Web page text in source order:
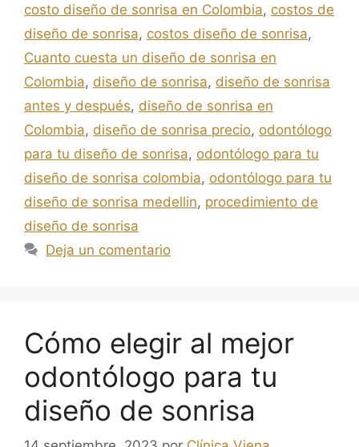
costo diseño de sonrisa en Colombia, costos de
diseño de sonrisa, costos diseño de sonrisa,
Cuanto cuesta un diseño de sonrisa en
Colombia, diseño de sonrisa, diseño de sonrisa
antes y después, diseño de sonrisa en
Colombia, diseño de sonrisa precio, odontólogo
para tu diseño de sonrisa, odontólogo para tu
diseño de sonrisa colombia, odontólogo para tu
diseño de sonrisa medellin, procedimiento de
diseño de sonrisa
Deja un comentario
Cómo elegir al mejor
odontólogo para tu
diseño de sonrisa